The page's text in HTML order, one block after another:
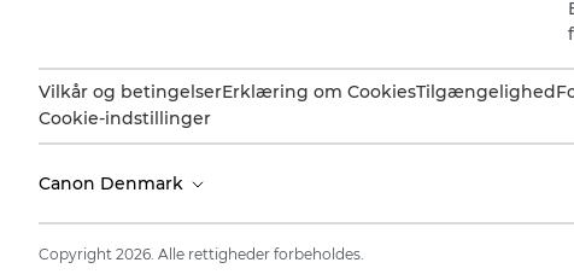
Vilkår og betingelserErklæring om CookiesTilgængelighed
Cookie-indstillinger
Canon Denmark
Copyright 2026. Alle rettigheder forbeholdes.